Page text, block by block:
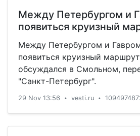
Между Петербургом и
появиться круизный
Между Петербургом и
появиться круизный
обсуждался в Смольном,
"Санкт-Петербург".
29 Nov 13:56 • vesti.ru •